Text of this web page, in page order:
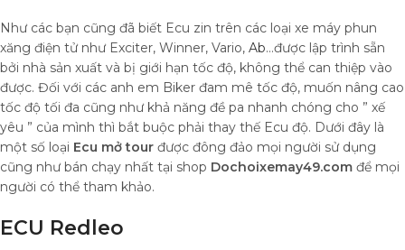
Như các bạn cũng đã biết Ecu zin trên các loại xe máy phun
xăng điện tử như Exciter, Winner, Vario, Ab…được lập trình sẵn
bởi nhà sản xuất và bị giới hạn tốc độ, không thể can thiệp vào
được. Đối với các anh em Biker đam mê tốc độ, muốn nâng cao
tốc độ tối đa cũng như khả năng đề pa nhanh chóng cho ” xế
yêu ” của mình thì bắt buộc phải thay thế Ecu độ. Dưới đây là
một số loại Ecu mở tour được đông đảo mọi người sử dụng
cũng như bán chạy nhất tại shop Dochoixemay49.com để mọi
người có thể tham khảo.
ECU Redleo